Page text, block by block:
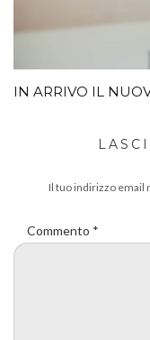
IN ARRIVO IL
Il tuo indirizzo email
Commento *